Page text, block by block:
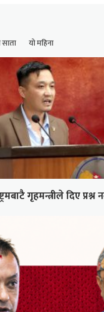
साता यो महिना
गृहमन्त्रीले दिए प्रश्न